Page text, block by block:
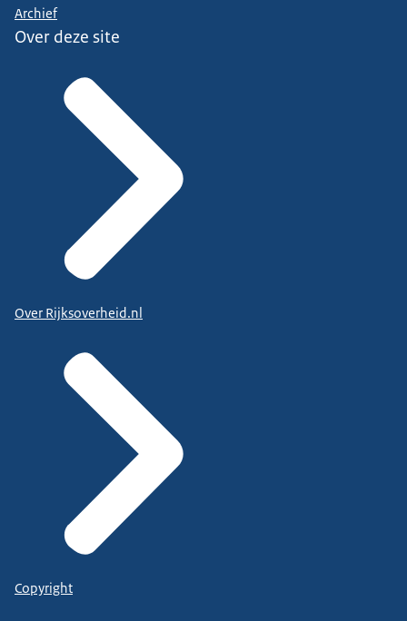
Archief
Over deze site
Over Rijksoverheid.nl
Copyright